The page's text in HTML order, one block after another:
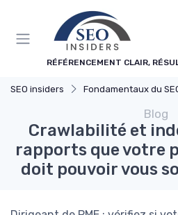
RÉFÉRENCEMENT CLAIR,
SEO insiders Fondamentaux du
Blog
Crawlabilité et
rapports que votre
doit pouvoir vous
Panneau de gestion des cookies